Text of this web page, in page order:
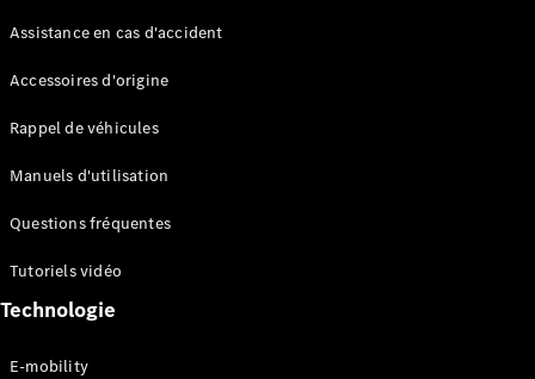
Assistance en cas d'accident
Accessoires d'origine
Rappel de véhicules
Manuels d'utilisation
Questions fréquentes
Tutoriels vidéo
Technologie
E-mobility